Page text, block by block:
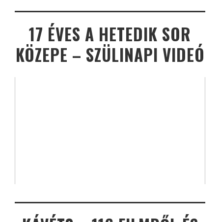
17 ÉVES A HETEDIK SOR
KÖZEPE – SZÜLINAPI VIDEÓ